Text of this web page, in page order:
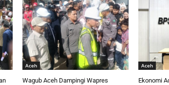
Aceh
Wagub Aceh Dampingi Wapres
Aceh
Ekonomi